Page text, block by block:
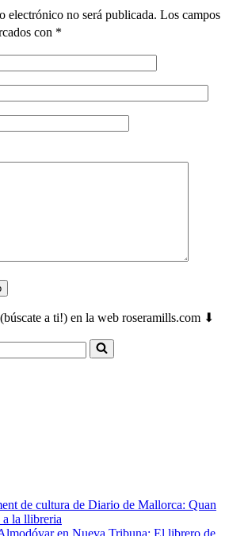
electrónico no será publicada. Los campos
con *
a ti!) en la web roseramills.com ⬇
de cultura de Diario de Mallorca: Quan
la llibreria
en Nueva Tribuna: El librero de